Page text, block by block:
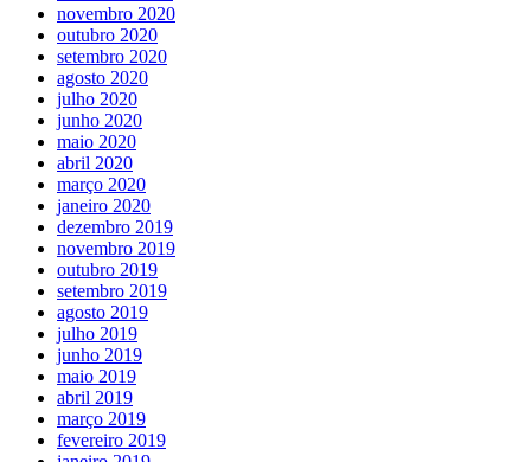
novembro 2020
outubro 2020
setembro 2020
agosto 2020
julho 2020
junho 2020
maio 2020
abril 2020
março 2020
janeiro 2020
dezembro 2019
novembro 2019
outubro 2019
setembro 2019
agosto 2019
julho 2019
junho 2019
maio 2019
abril 2019
março 2019
fevereiro 2019